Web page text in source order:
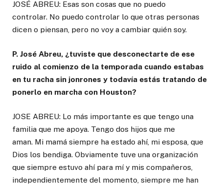
JOSÉ ABREU: Esas son cosas que no puedo
controlar. No puedo controlar lo que otras personas
dicen o piensan, pero no voy a cambiar quién soy.
P. José Abreu, ¿tuviste que desconectarte de ese
ruido al comienzo de la temporada cuando estabas
en tu racha sin jonrones y todavía estás tratando de
ponerlo en marcha con Houston?
JOSE ABREU: Lo más importante es que tengo una
familia que me apoya. Tengo dos hijos que me
aman. Mi mamá siempre ha estado ahí, mi esposa, que
Dios los bendiga. Obviamente tuve una organización
que siempre estuvo ahí para mí y mis compañeros,
independientemente del momento, siempre me han